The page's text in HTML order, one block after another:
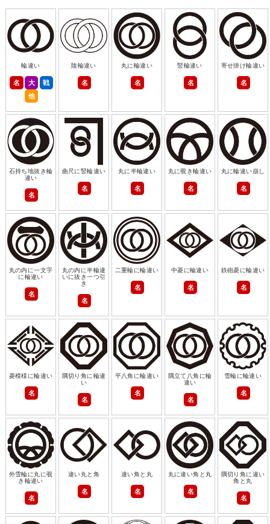
輪違い
名 大
戦
他
陰輪違い
名
丸に輪違い
名
竪輪違い
名
寄せ掛け輪違い
名
石持ち地抜き輪
違い
名
曲尺に竪輪違い
名
丸に半輪違い
名
丸に覗き輪違い
名
丸に輪違い崩し
名
丸の内に一文字
に輪違い
名
丸の内に半輪違
いに抜き一つ引
き
名
二重輪に輪違い
名
中菱に輪違い
名
鉄砲菱に輪違い
名
菱模様に輪違い
名
隅切り角に輪違
い
名
平八角に輪違い
名
隅立て八角に輪
違い
名
雪輪に輪違い
名
外雪輪に丸に覗
き輪違い
名
違い丸と角
名
違い角と丸
名
丸に違い角と丸
名
隅切り角に違い
角と丸
名